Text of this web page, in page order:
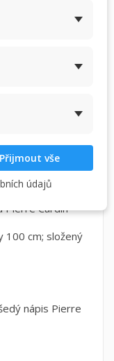
a
Pierre Cardin
100 cm; složený
nápis Pierre
seznam přání
Přijmout vše
údajů